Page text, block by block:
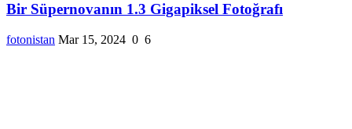
Bir Süpernovanın 1.3 Gigapiksel Fotoğrafı
fotonistan Mar 15, 2024 0 6